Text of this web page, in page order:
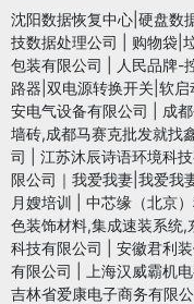
沈阳数据恢复中心|硬盘数
技数据处理公司
购物袋|
包装有限公司
人民品牌-
路器|双电源转换开关|软
安电气设备有限公司
成
墙砖,成都马赛克批发就找
司
江苏沐辰诗语环境科
限公司｜我爱我妻|我爱我
月嫂培训
中芯缘（北京
色装饰材料,集成速装系统
科技有限公司
安徽君利
有限公司
上海汉威霸机
吉林省爱康电子商务有限